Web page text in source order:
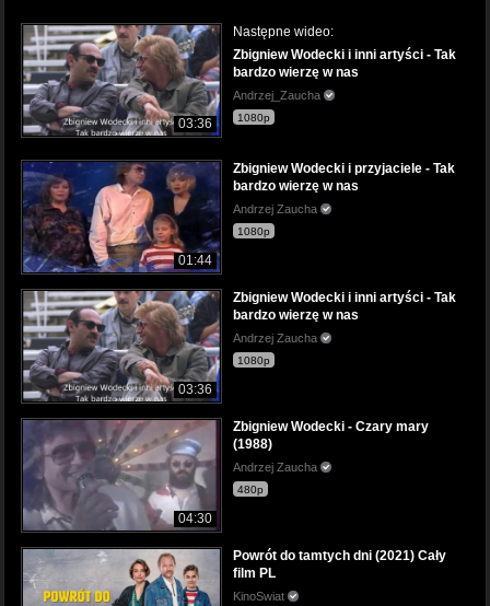
03:36
Następne wideo:
Zbigniew Wodecki i inni artyści - Tak
bardzo wierzę w nas
Andrzej_Zaucha
1080p
01:44
Zbigniew Wodecki i przyjaciele - Tak
bardzo wierzę w nas
Andrzej Zaucha
1080p
03:36
Zbigniew Wodecki i inni artyści - Tak
bardzo wierzę w nas
Andrzej Zaucha
1080p
04:30
Zbigniew Wodecki - Czary mary
(1988)
Andrzej Zaucha
480p
Powrót do tamtych dni (2021) Cały
film PL
KinoSwiat